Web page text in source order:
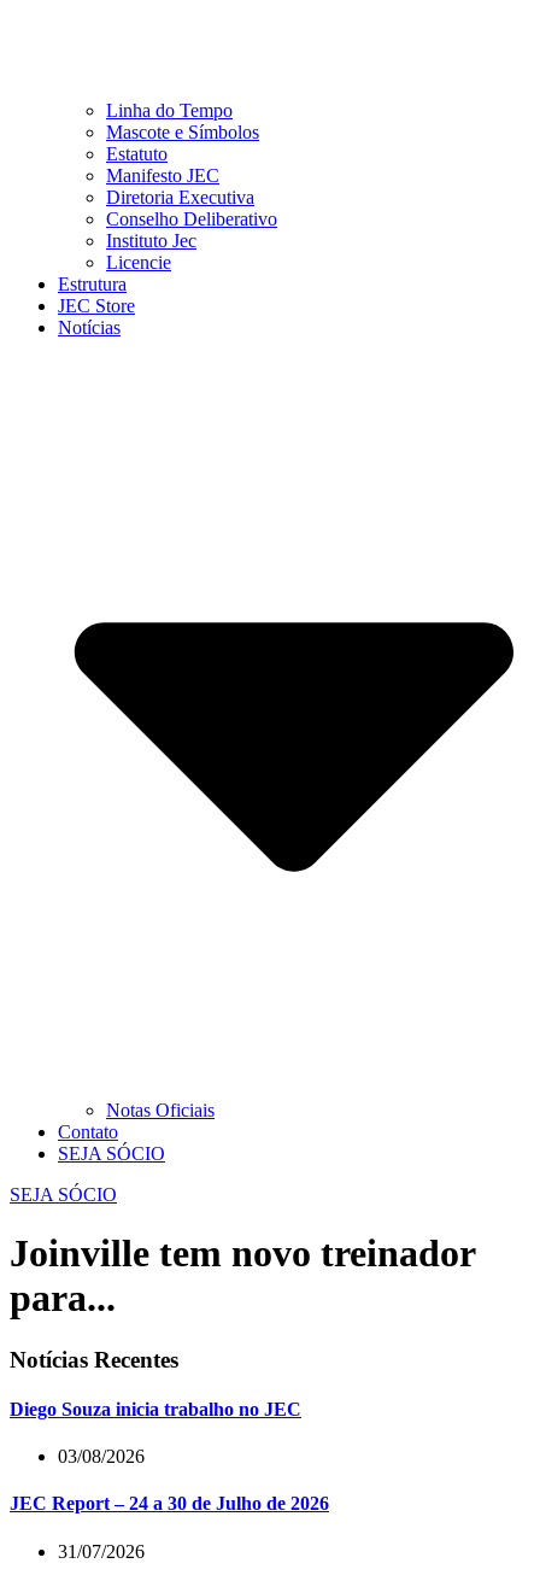
Linha do Tempo
Mascote e Símbolos
Estatuto
Manifesto JEC
Diretoria Executiva
Conselho Deliberativo
Instituto Jec
Licencie
Estrutura
JEC Store
Notícias
Notas Oficiais
Contato
SEJA SÓCIO
SEJA SÓCIO
Joinville tem novo treinador
para...
Notícias Recentes
Diego Souza inicia trabalho no JEC
03/08/2026
JEC Report – 24 a 30 de Julho de 2026
31/07/2026